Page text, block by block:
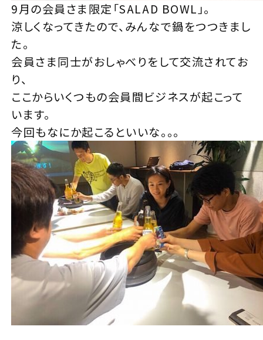
9月の会員さま限定「SALAD BOWL」。
涼しくなってきたので、みんなで鍋をつつきまし
た。
会員さま同士がおしゃべりをして交流されてお
り、
ここからいくつもの会員間ビジネスが起こって
います。
今回もなにか起こるといいな。。。